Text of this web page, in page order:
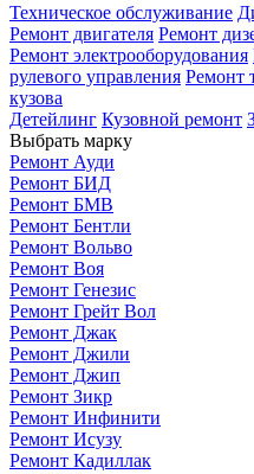
Техническое обслуживание
Ремонт двигателя Ремонт
Ремонт электрооборудования
рулевого управления Ремонт
кузова
Детейлинг Кузовной ремонт
Выбрать марку
Ремонт Ауди
Ремонт БИД
Ремонт БМВ
Ремонт Бентли
Ремонт Вольво
Ремонт Воя
Ремонт Генезис
Ремонт Грейт Вол
Ремонт Джак
Ремонт Джили
Ремонт Джип
Ремонт Зикр
Ремонт Инфинити
Ремонт Исузу
Ремонт Кадиллак